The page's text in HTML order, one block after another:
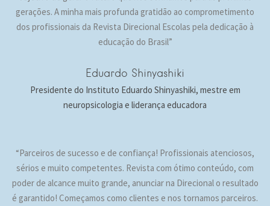
gerações. A minha mais profunda gratidão ao comprometimento
dos profissionais da Revista Direcional Escolas pela dedicação à
educação do Brasil”
Eduardo Shinyashiki
Presidente do Instituto Eduardo Shinyashiki, mestre em
neuropsicologia e liderança educadora
“Parceiros de sucesso e de confiança! Profissionais atenciosos,
sérios e muito competentes. Revista com ótimo conteúdo, com
poder de alcance muito grande, anunciar na Direcional o resultado
é garantido! Começamos como clientes e nos tornamos parceiros.